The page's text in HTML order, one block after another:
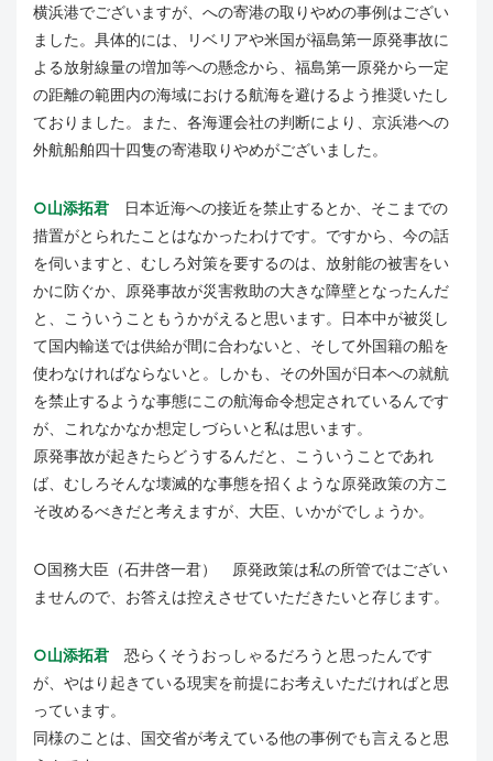
横浜港でございますが、への寄港の取りやめの事例はござい
ました。具体的には、リベリアや米国が福島第一原発事故に
よる放射線量の増加等への懸念から、福島第一原発から一定
の距離の範囲内の海域における航海を避けるよう推奨いたし
ておりました。また、各海運会社の判断により、京浜港への
外航船舶四十四隻の寄港取りやめがございました。
○山添拓君 日本近海への接近を禁止するとか、そこまでの
措置がとられたことはなかったわけです。ですから、今の話
を伺いますと、むしろ対策を要するのは、放射能の被害をい
かに防ぐか、原発事故が災害救助の大きな障壁となったんだ
と、こういうこともうかがえると思います。日本中が被災し
て国内輸送では供給が間に合わないと、そして外国籍の船を
使わなければならないと。しかも、その外国が日本への就航
を禁止するような事態にこの航海命令想定されているんです
が、これなかなか想定しづらいと私は思います。
原発事故が起きたらどうするんだと、こういうことであれ
ば、むしろそんな壊滅的な事態を招くような原発政策の方こ
そ改めるべきだと考えますが、大臣、いかがでしょうか。
○国務大臣（石井啓一君） 原発政策は私の所管ではござい
ませんので、お答えは控えさせていただきたいと存じます。
○山添拓君 恐らくそうおっしゃるだろうと思ったんです
が、やはり起きている現実を前提にお考えいただければと思
っています。
同様のことは、国交省が考えている他の事例でも言えると思